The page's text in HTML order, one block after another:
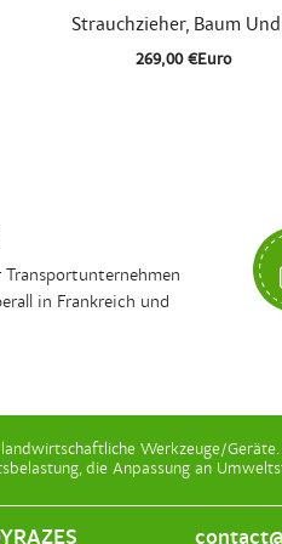
Schnellansicht
Strauchzieher, Baum
269,00 €Euro
Transportunternehmen
in Frankreich und
Werkzeuge/
die Anpassung an